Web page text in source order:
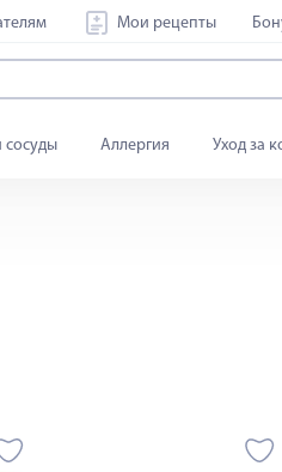
Мои рецепты
сосуды Аллергия Уход за